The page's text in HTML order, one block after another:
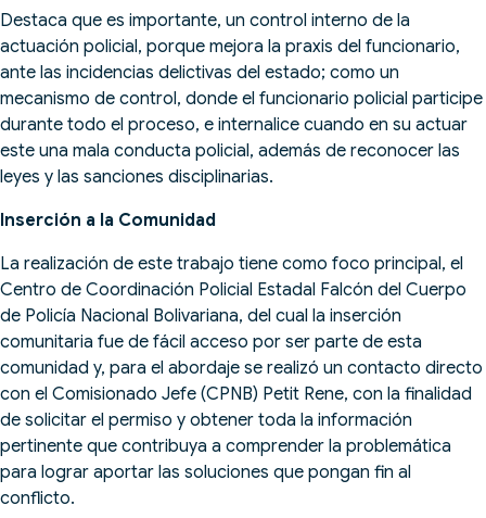
Destaca que es importante, un control interno de la
actuación policial, porque mejora la praxis del funcionario,
ante las incidencias delictivas del estado; como un
mecanismo de control, donde el funcionario policial participe
durante todo el proceso, e internalice cuando en su actuar
este una mala conducta policial, además de reconocer las
leyes y las sanciones disciplinarias.
Inserción a la Comunidad
La realización de este trabajo tiene como foco principal, el
Centro de Coordinación Policial Estadal Falcón del Cuerpo
de Policía Nacional Bolivariana, del cual la inserción
comunitaria fue de fácil acceso por ser parte de esta
comunidad y, para el abordaje se realizó un contacto directo
con el Comisionado Jefe (CPNB) Petit Rene, con la finalidad
de solicitar el permiso y obtener toda la información
pertinente que contribuya a comprender la problemática
para lograr aportar las soluciones que pongan fin al
conflicto.